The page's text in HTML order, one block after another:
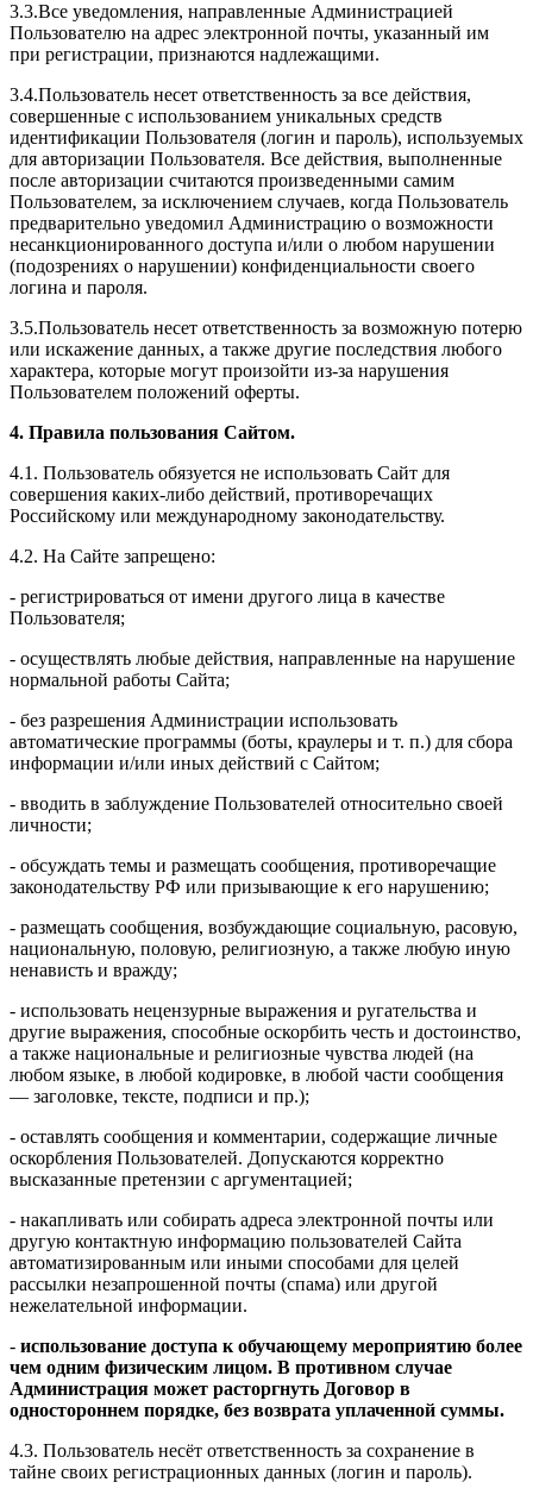
3.3.Все уведомления, направленные Администрацией
Пользователю на адрес электронной почты, указанный им
при регистрации, признаются надлежащими.
3.4.Пользователь несет ответственность за все действия,
совершенные с использованием уникальных средств
идентификации Пользователя (логин и пароль), используемых
для авторизации Пользователя. Все действия, выполненные
после авторизации считаются произведенными самим
Пользователем, за исключением случаев, когда Пользователь
предварительно уведомил Администрацию о возможности
несанкционированного доступа и/или о любом нарушении
(подозрениях о нарушении) конфиденциальности своего
логина и пароля.
3.5.Пользователь несет ответственность за возможную потерю
или искажение данных, а также другие последствия любого
характера, которые могут произойти из-за нарушения
Пользователем положений оферты.
4. Правила пользования Сайтом.
4.1. Пользователь обязуется не использовать Сайт для
совершения каких-либо действий, противоречащих
Российскому или международному законодательству.
4.2. На Сайте запрещено:
- регистрироваться от имени другого лица в качестве
Пользователя;
- осуществлять любые действия, направленные на нарушение
нормальной работы Сайта;
- без разрешения Администрации использовать
автоматические программы (боты, краулеры и т. п.) для сбора
информации и/или иных действий с Сайтом;
- вводить в заблуждение Пользователей относительно своей
личности;
- обсуждать темы и размещать сообщения, противоречащие
законодательству РФ или призывающие к его нарушению;
- размещать сообщения, возбуждающие социальную, расовую,
национальную, половую, религиозную, а также любую иную
ненависть и вражду;
- использовать нецензурные выражения и ругательства и
другие выражения, способные оскорбить честь и достоинство,
а также национальные и религиозные чувства людей (на
любом языке, в любой кодировке, в любой части сообщения
— заголовке, тексте, подписи и пр.);
- оставлять сообщения и комментарии, содержащие личные
оскорбления Пользователей. Допускаются корректно
высказанные претензии с аргументацией;
- накапливать или собирать адреса электронной почты или
другую контактную информацию пользователей Сайта
автоматизированным или иными способами для целей
рассылки незапрошенной почты (спама) или другой
нежелательной информации.
- использование доступа к обучающему мероприятию более
чем одним физическим лицом. В противном случае
Администрация может расторгнуть Договор в
одностороннем порядке, без возврата уплаченной суммы.
4.3. Пользователь несёт ответственность за сохранение в
тайне своих регистрационных данных (логин и пароль).